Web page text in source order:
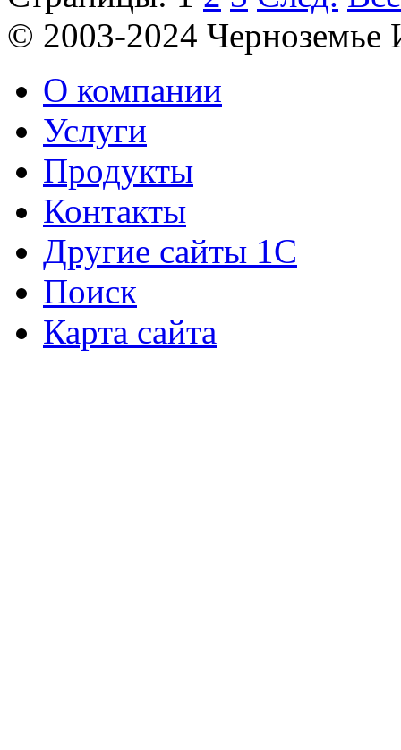
© 2003-2024
О компании
Услуги
Продукты
Контакты
Другие сайты 1С
Поиск
Карта сайта